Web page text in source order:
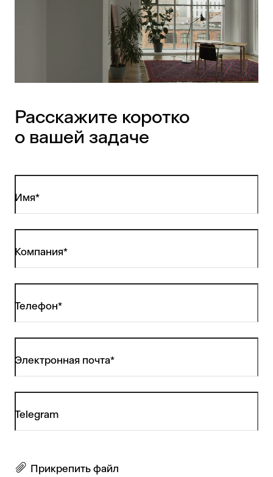
Расскажите коротко
о вашей задаче
Имя*
Компания*
Телефон*
Электронная почта*
Telegram
Прикрепить файл